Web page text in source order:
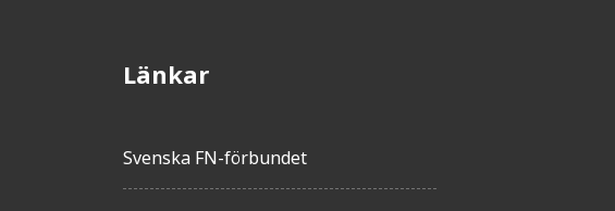
Länkar
Svenska FN-förbundet